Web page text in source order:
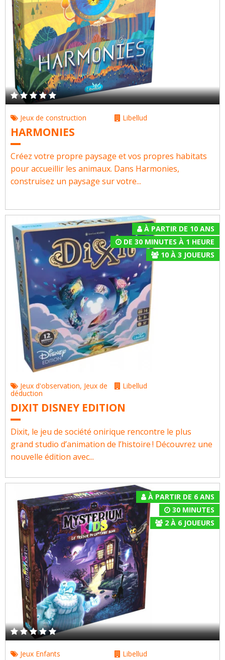
Jeux de construction Libellud
HARMONIES
Créez votre propre paysage et vos propres habitats
pour accueillir les animaux. Dans Harmonies,
construisez un paysage sur votre...
À PARTIR DE 10 ANS
DE 30 MINUTES À 1 HEURE
10À 3 JOUEURS
Jeux d'observation, Jeux de
déduction
Libellud
DIXIT DISNEY EDITION
Dixit, le jeu de société onirique rencontre le plus
grand studio d’animation de l’histoire ! Découvrez une
nouvelle édition avec...
À PARTIR DE 6 ANS
30 MINUTES
2À 6JOUEURS
Jeux Enfants Libellud